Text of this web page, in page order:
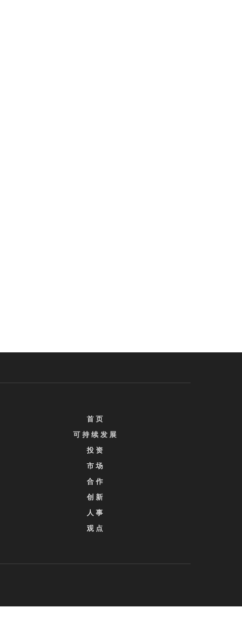
首 页
可 持 续 发 展
投 资
市 场
合 作
创 新
人 事
观 点